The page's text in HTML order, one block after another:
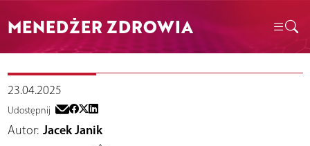
MENEDŻER ZDROWIA
23.04.2025
Udostępnij
Autor: Jacek Janik